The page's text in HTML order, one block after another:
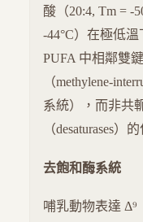
酸（20:4, Tm = -
-44°C）在極低
PUFA 中相鄰雙
（methylene-
系統），而非共
（desaturases）
去飽和酶系統
哺乳動物表達 Δ⁹